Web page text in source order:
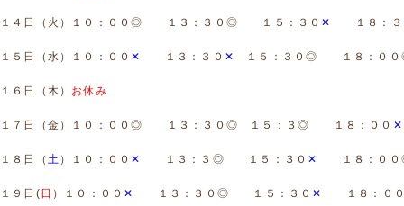
１４日（火）１０：００◎ １３：３０◎ １５：３０ ✕ １８：
１５日（水）１０：００ ✕ １３：３０ ✕ １５：３０◎ １８：０
１６日（木） お休み
１７日（金）１０：００◎ １３：３０◎ １５：３◎ １８：００ ✕
１８日（ 土 ）１０：００ ✕ １３：３◎ １５：３０ ✕ １８：０
１９日( 日 ）１０：００ ✕ １３：３０◎ １５：３０ ✕ １８：０